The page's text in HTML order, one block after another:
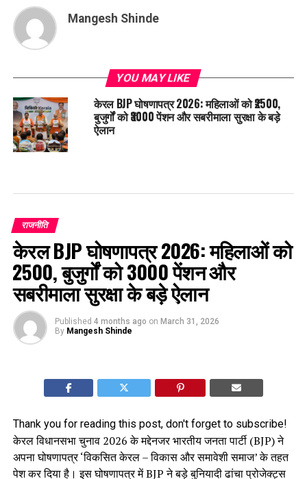
Mangesh Shinde
YOU MAY LIKE
केरल BJP घोषणापत्र 2026: महिलाओं को ₹2500,
बुजुर्गों को ₹3000 पेंशन और सबरीमाला सुरक्षा के बड़े
ऐलान
राजनीति
केरल BJP घोषणापत्र 2026: महिलाओं को
₹2500, बुजुर्गों को ₹3000 पेंशन और
सबरीमाला सुरक्षा के बड़े ऐलान
Published 4 months ago on March 31, 2026
By Mangesh Shinde
Thank you for reading this post, don't forget to subscribe!
केरल विधानसभा चुनाव 2026 के मद्देनजर भारतीय जनता पार्टी (BJP) ने
अपना घोषणापत्र ‘विकसित केरल – विकास और समावेशी समाज’ के तहत
पेश कर दिया है। इस घोषणापत्र में BJP ने बड़े बुनियादी ढांचा प्रोजेक्ट्स